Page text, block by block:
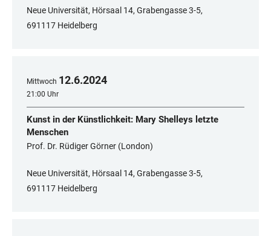
Neue Universität, Hörsaal 14, Grabengasse 3-5,
691117 Heidelberg
Mittwoch 12.6.2024
21:00 Uhr
Kunst in der Künstlichkeit: Mary Shelleys letzte
Menschen
Prof. Dr. Rüdiger Görner (London)
Neue Universität, Hörsaal 14, Grabengasse 3-5,
691117 Heidelberg